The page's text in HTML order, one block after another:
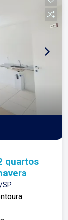
uma
com o
quartos
SP